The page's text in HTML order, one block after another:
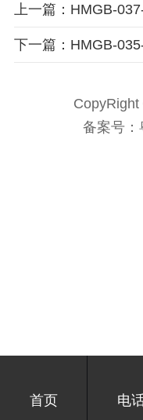
上一篇：HMGB-
下一篇：HMGB-
备案号：
首页 电